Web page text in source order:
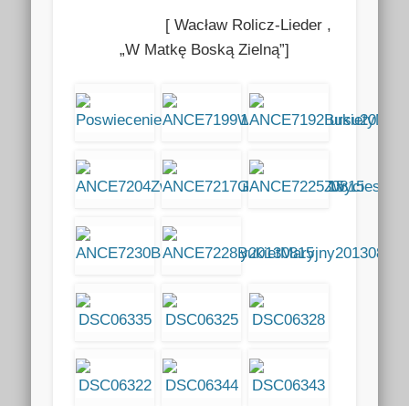
[ Wacław Rolicz-Lieder ,
„W Matkę Boską Zielną”]